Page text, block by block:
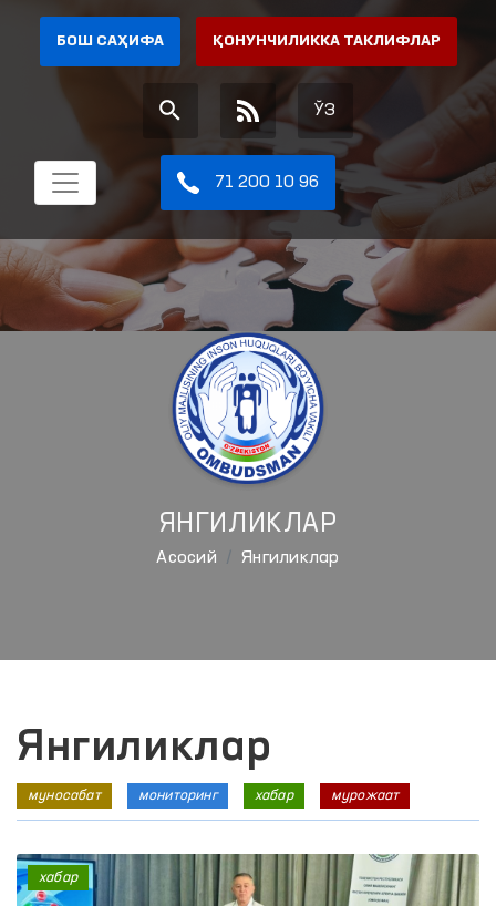
БОШ САҲИФА ҚОНУНЧИЛИККА ТАКЛИФЛАР
ЎЗ
71 200 10 96
ЯНГИЛИКЛАР
Aсосий Янгиликлар
Янгиликлар
муносабат мониторинг хабар мурожаат
хабар